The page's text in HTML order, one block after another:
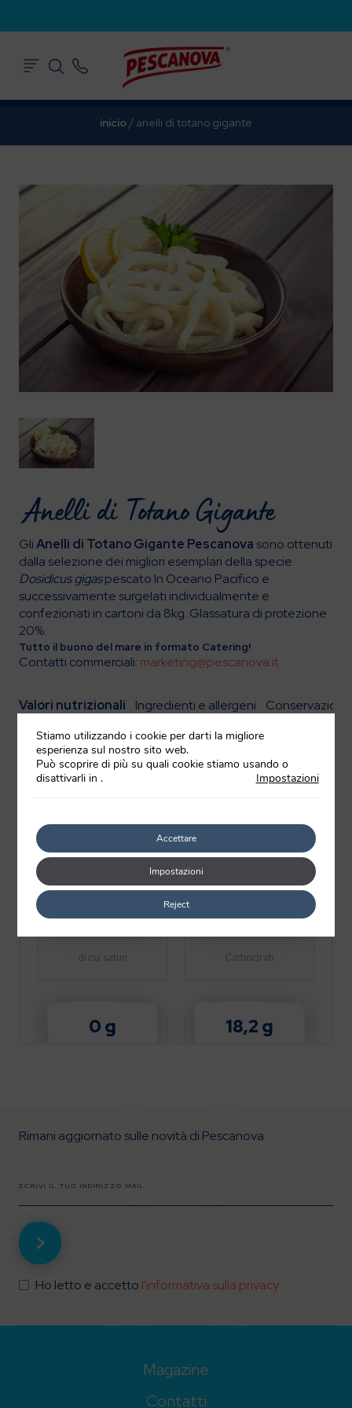
inicio / anelli di totano gigante
Anelli di Totano Gigante
GliAnelli di Totano Gigante Pescanova sono ottenuti
dalla selezione dei migliori esemplari della specie
Dosidicus gigaspescato In Oceano Pacifico e
successivamente surgelati individualmente e
confezionati in cartoni da 8kg. Glassatura di protezione
20%.
Tutto il buono del mare in formato Catering!
Contatti commerciali: marketing@pescanova.it
Valori nutrizionali Ingredienti e allergeni
79 kcal
di cui saturi Carboidrati
0 g 18,2 g
0 g
Sale
0 mg
Rimani aggiornato sulle novità di Pescanova
Ho letto e accetto l'informativa sulla privacy
Magazine
Contatti
Stiamo utilizzando i cookie per darti la migliore
esperienza sul nostro sito web.
Può scoprire di più su quali cookie stiamo usando o
disattivarli in
Impostazioni
.
Accettare
Reject
Impostazioni